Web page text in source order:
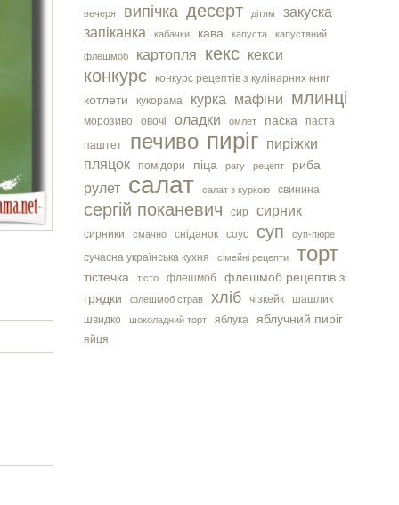
вечеря випічка десерт дітям
закуска
запіканка
кабачки кава капуста капустяний
флешмоб картопля кекс кекси
конкурс конкурс рецептів з кулінарних книг
котлети кукорама курка мафіни млинці
морозиво овочі оладки омлет паска
паста
паштет
печиво пиріг пиріжки
пляцок
помідори піца рагу рецепт риба
рулет салат салат з куркою свинина
сергiй поканевич сир сирник
сирники смачно сніданок соус суп суп-пюре
сучасна українська кухня сімейні рецепти торт
тістечка тісто флешмоб
флешмоб рецептів з
грядки
флешмоб страв хліб чізкейк
шашлик
швидко
шоколадний торт яблука яблучний пиріг
яйця